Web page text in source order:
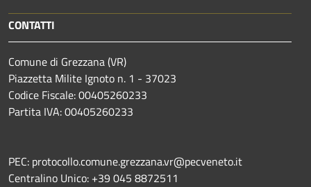
CONTATTI
Comune di Grezzana (VR)
Piazzetta Milite Ignoto n. 1 - 37023
Codice Fiscale: 00405260233
Partita IVA: 00405260233
PEC: protocollo.comune.grezzana.vr@pecveneto.it
Centralino Unico: +39 045 8872511